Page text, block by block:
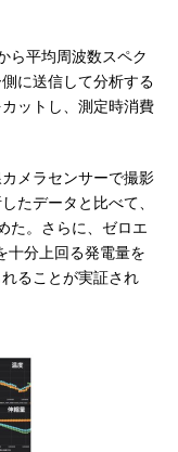
ら平均周波数スペク
に送信して分析する
ットし、測定時消費
メラセンサーで撮影
たデータと比べて、
た。さらに、ゼロエ
十分上回る発電量を
ることが実証され